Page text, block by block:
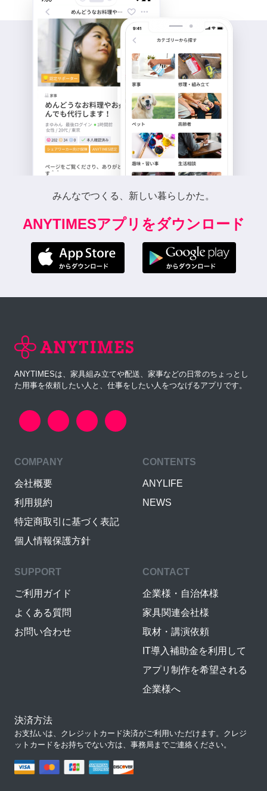
みんなでつくる、新しい暮らしかた。
ANYTIMESアプリをダウンロード
ANYTIMESは、家具組み立てや配送、家事などの日常のちょっとし
た用事を依頼したい人と、仕事をしたい人をつなげるアプリです。
COMPANY
会社概要
利用規約
特定商取引に基づく表記
個人情報保護方針
CONTENTS
ANYLIFE
NEWS
SUPPORT
ご利用ガイド
よくある質問
お問い合わせ
CONTACT
企業様・自治体様
家具関連会社様
取材・講演依頼
IT導入補助金を利用して
アプリ制作を希望される
企業様へ
決済方法
お支払いは、クレジットカード決済がご利用いただけます。クレジ
ットカードをお持ちでない方は、事務局までご連絡ください。